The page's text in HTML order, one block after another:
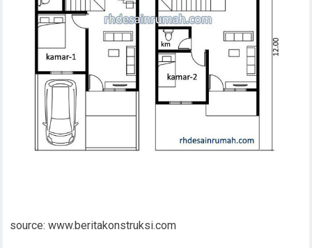
source: www.beritakonstruksi.com